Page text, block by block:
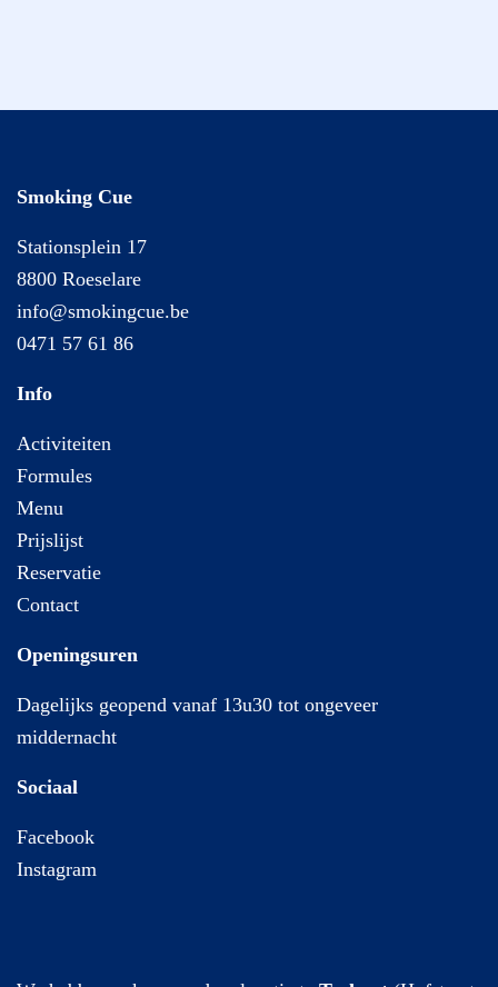
Smoking Cue
Stationsplein 17
8800 Roeselare
info@smokingcue.be
0471 57 61 86
Info
Activiteiten
Formules
Menu
Prijslijst
Reservatie
Contact
Openingsuren
Dagelijks geopend vanaf 13u30 tot ongeveer
middernacht
Sociaal
Facebook
Instagram